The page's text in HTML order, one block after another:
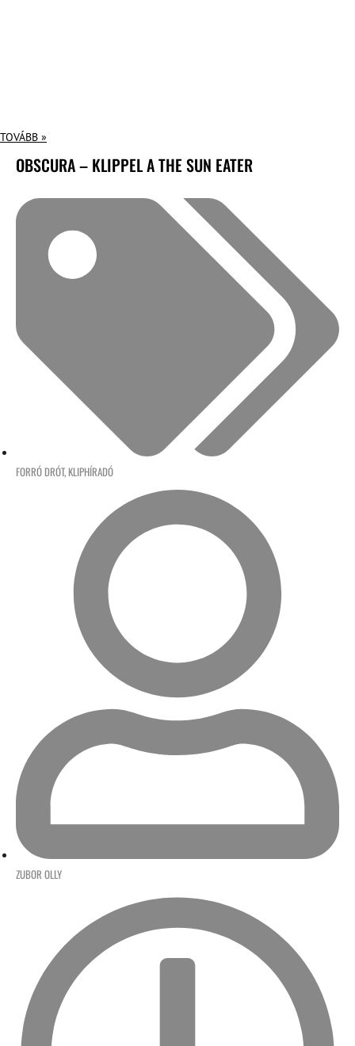
TOVÁBB »
OBSCURA – KLIPPEL A THE SUN EATER
FORRÓ DRÓT, KLIPHÍRADÓ
ZUBOR OLLY